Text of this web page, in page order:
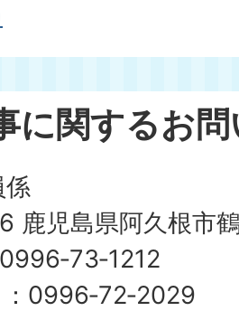
に関するお
鹿児島県阿久根市
0996‐72‐2029